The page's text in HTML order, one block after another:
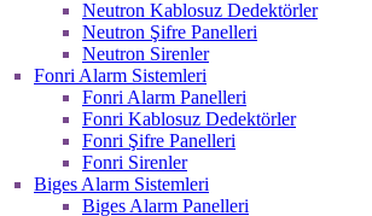
Neutron Kablosuz Dedektörler
Neutron Şifre Panelleri
Neutron Sirenler
Fonri Alarm Sistemleri
Fonri Alarm Panelleri
Fonri Kablosuz Dedektörler
Fonri Şifre Panelleri
Fonri Sirenler
Biges Alarm Sistemleri
Biges Alarm Panelleri